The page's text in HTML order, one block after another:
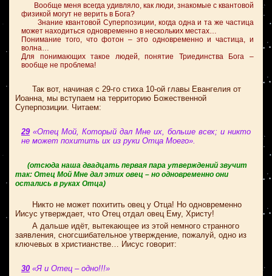
Вообще меня всегда удивляло, как люди, знакомые с квантовой
физикой могут не верить в Бога?
Знание квантовой Суперпозиции, когда одна и та же частица
может находиться одновременно в нескольких местах…
Понимание того, что фотон – это одновременно и частица, и
волна…
Для понимающих такое людей, понятие Триединства Бога –
вообще не проблема!
Так вот, начиная с 29-го стиха 10-ой главы Евангелия от
Иоанна, мы вступаем на территорию Божественной
Суперпозиции. Читаем:
29«Отец Мой, Который дал Мне их, больше всех; и никто
не может похитить их из руки Отца Моего».
(отсюда наша двадцать первая пара утверждений звучит
так: Отец Мой Мне дал этих овец – но одновременно они
остались в руках Отца)
Никто не может похитить овец у Отца! Но одновременно
Иисус утверждает, что Отец отдал овец Ему, Христу!
А дальше идёт, вытекающее из этой немного странного
заявления, сногсшибательное утверждение, пожалуй, одно из
ключевых в христианстве… Иисус говорит:
30 «Я и Отец – одно!!!»